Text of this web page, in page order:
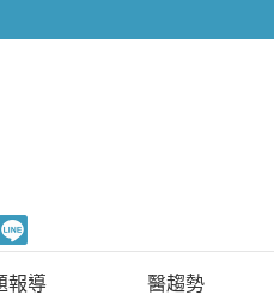
報導 醫趨勢